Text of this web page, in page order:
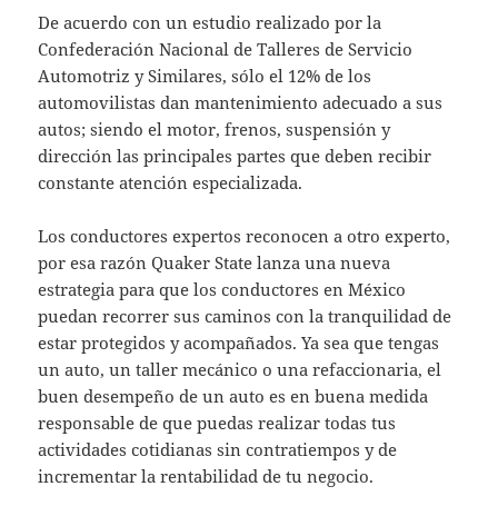
De acuerdo con un estudio realizado por la
Confederación Nacional de Talleres de Servicio
Automotriz y Similares, sólo el 12% de los
automovilistas dan mantenimiento adecuado a sus
autos; siendo el motor, frenos, suspensión y
dirección las principales partes que deben recibir
constante atención especializada.
Los conductores expertos reconocen a otro experto,
por esa razón Quaker State lanza una nueva
estrategia para que los conductores en México
puedan recorrer sus caminos con la tranquilidad de
estar protegidos y acompañados. Ya sea que tengas
un auto, un taller mecánico o una refaccionaria, el
buen desempeño de un auto es en buena medida
responsable de que puedas realizar todas tus
actividades cotidianas sin contratiempos y de
incrementar la rentabilidad de tu negocio.